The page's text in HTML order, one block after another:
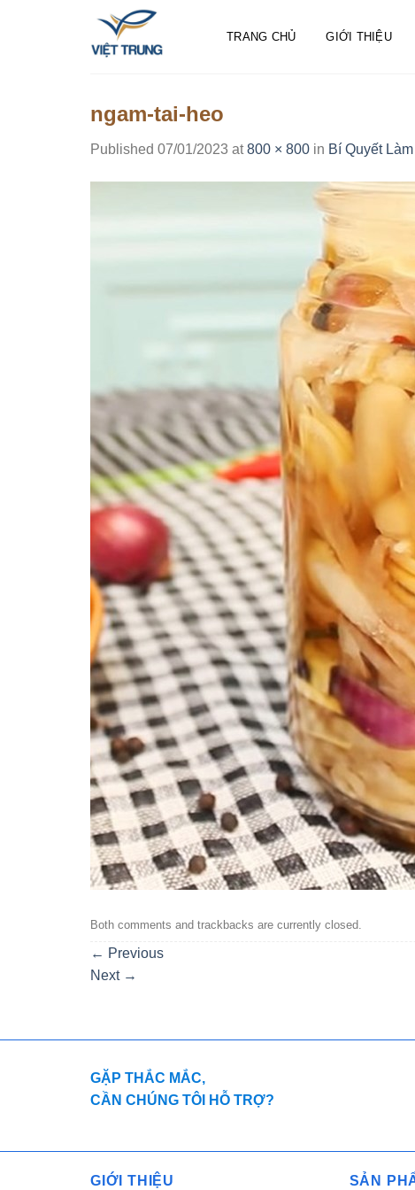
TRANG CHỦ GIỚI THIỆU
ngam-tai-heo
Published 07/01/2023 at800 × 800 in Bí Quyết
Both comments and trackbacks are currently closed.
← Previous
Next →
GẶP THẮC MẮC,
CẦN CHÚNG TÔI HỖ TRỢ?
GIỚI THIỆU SẢN